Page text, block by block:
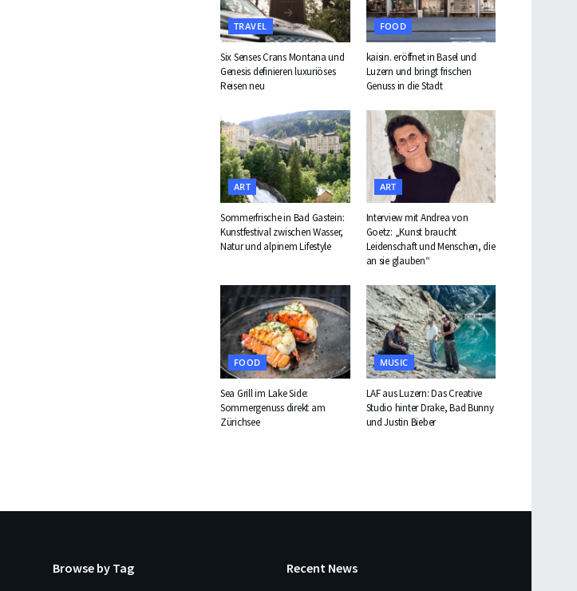
TRAVEL
Six Senses Crans Montana und
Genesis definieren luxuriöses
Reisen neu
FOOD
kaisin. eröffnet in Basel und
Luzern und bringt frischen
Genuss in die Stadt
ART
Sommerfrische in Bad Gastein:
Kunstfestival zwischen Wasser,
Natur und alpinem Lifestyle
ART
Interview mit Andrea von
Goetz: „Kunst braucht
Leidenschaft und Menschen, die
an sie glauben“
FOOD
Sea Grill im Lake Side:
Sommergenuss direkt am
Zürichsee
MUSIC
LAF aus Luzern: Das Creative
Studio hinter Drake, Bad Bunny
und Justin Bieber
Browse by Tag Recent News